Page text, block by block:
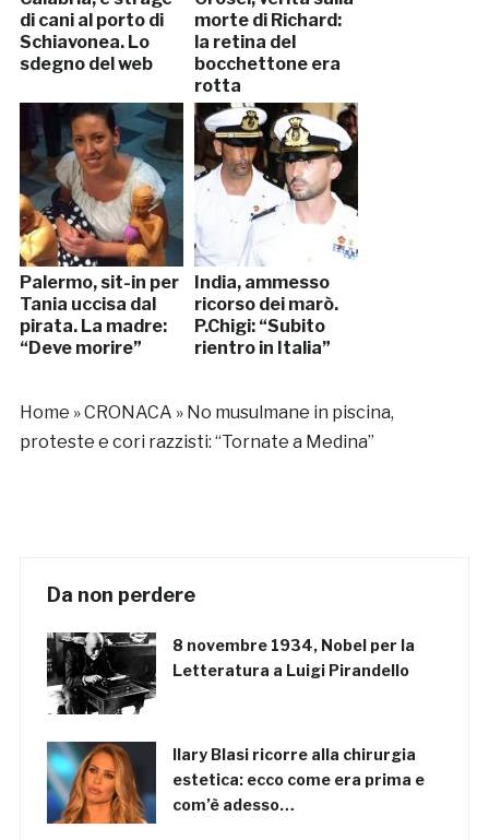
di cani al porto di
Schiavonea. Lo
sdegno del web
morte di Richard:
la retina del
bocchettone era
rotta
Palermo, sit-in per
Tania uccisa dal
pirata. La madre:
“Deve morire”
India, ammesso
ricorso dei marò.
P.Chigi: “Subito
rientro in Italia”
Home »CRONACA » No musulmane in piscina,
proteste e cori razzisti: “Tornate a Medina”
Da non perdere
8 novembre 1934, Nobel per la
Letteratura a Luigi Pirandello
Ilary Blasi ricorre alla chirurgia
estetica: ecco come era prima e
com’è adesso…